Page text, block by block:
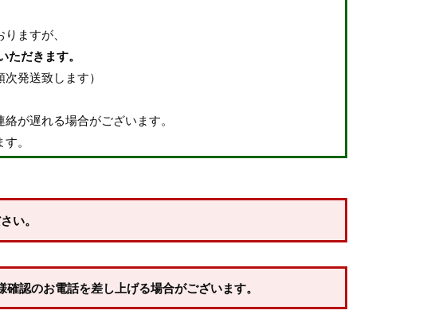
ますが、
ただきます。
発送致します）
が遅れる場合がございます。
。
い。
認のお電話を差し上げる場合がございます。
表示しない
取り寄せ・予約商品